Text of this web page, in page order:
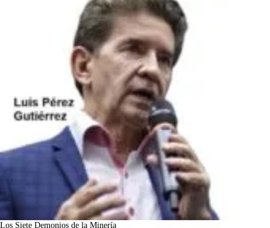
Los Siete Demonios de la Minería